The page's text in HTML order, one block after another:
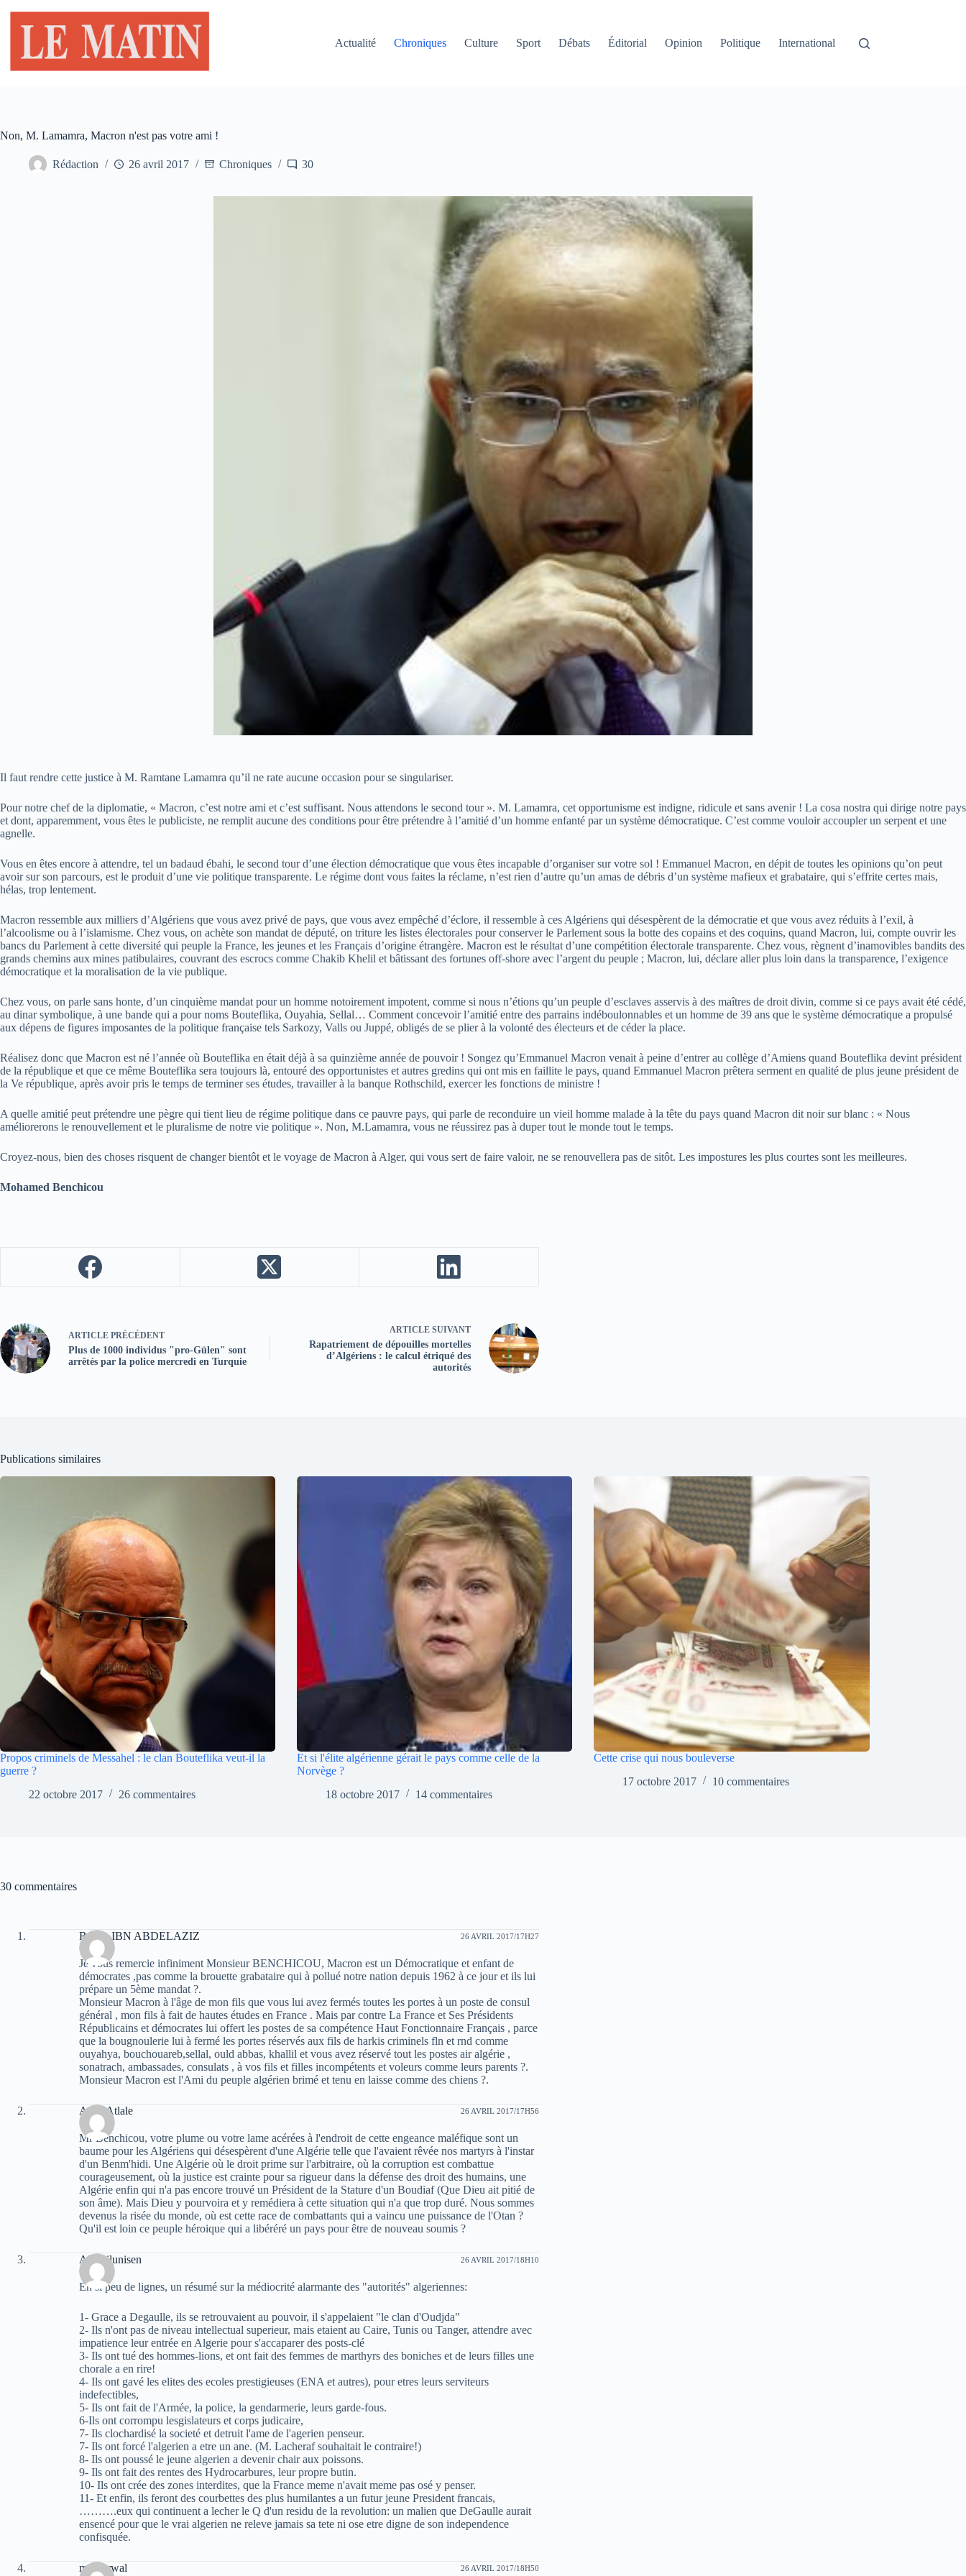
contenu
Actualité
Chroniques Culture Sport Débats Éditorial Opinion Politique International
Non, M. Lamamra, Macron n'est pas votre ami !
Rédaction 26 avril 2017 Chroniques 30
Il faut rendre cette justice à M. Ramtane Lamamra qu’il ne rate aucune occasion pour se singulariser.
Pour notre chef de la diplomatie, « Macron, c’est notre ami et c’est suffisant. Nous attendons le second tour ». M. Lamamra, cet opportunisme est indigne, ridicule et sans avenir ! La cosa nostra qui dirige notre pays
et dont, apparemment, vous êtes le publiciste, ne remplit aucune des conditions pour être prétendre à l’amitié d’un homme enfanté par un système démocratique. C’est comme vouloir accoupler un serpent et une
agnelle.
Vous en êtes encore à attendre, tel un badaud ébahi, le second tour d’une élection démocratique que vous êtes incapable d’organiser sur votre sol ! Emmanuel Macron, en dépit de toutes les opinions qu’on peut
avoir sur son parcours, est le produit d’une vie politique transparente. Le régime dont vous faites la réclame, n’est rien d’autre qu’un amas de débris d’un système mafieux et grabataire, qui s’effrite certes mais,
hélas, trop lentement.
Macron ressemble aux milliers d’Algériens que vous avez privé de pays, que vous avez empêché d’éclore, il ressemble à ces Algériens qui désespèrent de la démocratie et que vous avez réduits à l’exil, à
l’alcoolisme ou à l’islamisme. Chez vous, on achète son mandat de député, on triture les listes électorales pour conserver le Parlement sous la botte des copains et des coquins, quand Macron, lui, compte ouvrir les
bancs du Parlement à cette diversité qui peuple la France, les jeunes et les Français d’origine étrangère. Macron est le résultat d’une compétition électorale transparente. Chez vous, règnent d’inamovibles bandits des
grands chemins aux mines patibulaires, couvrant des escrocs comme Chakib Khelil et bâtissant des fortunes off-shore avec l’argent du peuple ; Macron, lui, déclare aller plus loin dans la transparence, l’exigence
démocratique et la moralisation de la vie publique.
Chez vous, on parle sans honte, d’un cinquième mandat pour un homme notoirement impotent, comme si nous n’étions qu’un peuple d’esclaves asservis à des maîtres de droit divin, comme si ce pays avait été cédé,
au dinar symbolique, à une bande qui a pour noms Bouteflika, Ouyahia, Sellal… Comment concevoir l’amitié entre des parrains indéboulonnables et un homme de 39 ans que le système démocratique a propulsé
aux dépens de figures imposantes de la politique française tels Sarkozy, Valls ou Juppé, obligés de se plier à la volonté des électeurs et de céder la place.
Réalisez donc que Macron est né l’année où Bouteflika en était déjà à sa quinzième année de pouvoir ! Songez qu’Emmanuel Macron venait à peine d’entrer au collège d’Amiens quand Bouteflika devint président
de la république et que ce même Bouteflika sera toujours là, entouré des opportunistes et autres gredins qui ont mis en faillite le pays, quand Emmanuel Macron prêtera serment en qualité de plus jeune président de
la Ve république, après avoir pris le temps de terminer ses études, travailler à la banque Rothschild, exercer les fonctions de ministre !
A quelle amitié peut prétendre une pègre qui tient lieu de régime politique dans ce pauvre pays, qui parle de reconduire un vieil homme malade à la tête du pays quand Macron dit noir sur blanc : « Nous
améliorerons le renouvellement et le pluralisme de notre vie politique ». Non, M.Lamamra, vous ne réussirez pas à duper tout le monde tout le temps.
Croyez-nous, bien des choses risquent de changer bientôt et le voyage de Macron à Alger, qui vous sert de faire valoir, ne se renouvellera pas de sitôt. Les impostures les plus courtes sont les meilleures.
Mohamed Benchicou
ARTICLE PRÉCÉDENT
Plus de 1000 individus "pro-Gülen" sont
arrêtés par la police mercredi en Turquie
ARTICLE SUIVANT
Rapatriement de dépouilles mortelles
d’Algériens : le calcul étriqué des
autorités
Publications similaires
Propos criminels de Messahel : le clan Bouteflika veut-il la
guerre ?
22 octobre 2017
26 commentaires
Et si l'élite algérienne gérait le pays comme celle de la
Norvège ?
18 octobre 2017
14 commentaires
Cette crise qui nous bouleverse
17 octobre 2017
10 commentaires
30 commentaires
Rabah IBN ABDELAZIZ 26 AVRIL 2017/17H27
Je vous remercie infiniment Monsieur BENCHICOU, Macron est un Démocratique et enfant de
démocrates ,pas comme la brouette grabataire qui à pollué notre nation depuis 1962 à ce jour et ils lui
prépare un 5ème mandat ?.
Monsieur Macron à l'âge de mon fils que vous lui avez fermés toutes les portes à un poste de consul
général , mon fils à fait de hautes études en France . Mais par contre La France et Ses Présidents
Républicains et démocrates lui offert les postes de sa compétence Haut Fonctionnaire Français , parce
que la bougnoulerie lui à fermé les portes réservés aux fils de harkis criminels fln et rnd comme
ouyahya, bouchouareb,sellal, ould abbas, khallil et vous avez réservé tout les postes air algérie ,
sonatrach, ambassades, consulats , à vos fils et filles incompétents et voleurs comme leurs parents ?.
Monsieur Macron est l'Ami du peuple algérien brimé et tenu en laisse comme des chiens ?.
Atala Atlale 26 AVRIL 2017/17H56
Mr Benchicou, votre plume ou votre lame acérées à l'endroit de cette engeance maléfique sont un
baume pour les Algériens qui désespèrent d'une Algérie telle que l'avaient rêvée nos martyrs à l'instar
d'un Benm'hidi. Une Algérie où le droit prime sur l'arbitraire, où la corruption est combattue
courageusement, où la justice est crainte pour sa rigueur dans la défense des droit des humains, une
Algérie enfin qui n'a pas encore trouvé un Président de la Stature d'un Boudiaf (Que Dieu ait pitié de
son âme). Mais Dieu y pourvoira et y remédiera à cette situation qui n'a que trop duré. Nous sommes
devenus la risée du monde, où est cette race de combattants qui a vaincu une puissance de l'Otan ?
Qu'il est loin ce peuple héroique qui a libéréré un pays pour être de nouveau soumis ?
Aksil ilunisen 26 AVRIL 2017/18H10
En si peu de lignes, un résumé sur la médiocrité alarmante des "autorités" algeriennes:
1- Grace a Degaulle, ils se retrouvaient au pouvoir, il s'appelaient "le clan d'Oudjda"
2- Ils n'ont pas de niveau intellectual superieur, mais etaient au Caire, Tunis ou Tanger, attendre avec
impatience leur entrée en Algerie pour s'accaparer des posts-clé
3- Ils ont tué des hommes-lions, et ont fait des femmes de marthyrs des boniches et de leurs filles une
chorale a en rire!
4- Ils ont gavé les elites des ecoles prestigieuses (ENA et autres), pour etres leurs serviteurs
indefectibles,
5- Ils ont fait de l'Armée, la police, la gendarmerie, leurs garde-fous.
6-Ils ont corrompu lesgislateurs et corps judicaire,
7- Ils clochardisé la societé et detruit l'ame de l'agerien penseur.
7- Ils ont forcé l'algerien a etre un ane. (M. Lacheraf souhaitait le contraire!)
8- Ils ont poussé le jeune algerien a devenir chair aux poissons.
9- Ils ont fait des rentes des Hydrocarbures, leur propre butin.
10- Ils ont crée des zones interdites, que la France meme n'avait meme pas osé y penser.
11- Et enfin, ils feront des courbettes des plus humilantes a un futur jeune President francais,
……….eux qui continuent a lecher le Q d'un residu de la revolution: un malien que DeGaulle aurait
ensencé pour que le vrai algerien ne releve jamais sa tete ni ose etre digne de son independence
confisquée.
moh arwal 26 AVRIL 2017/18H50